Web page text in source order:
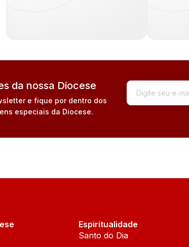
da nossa Diocese
e fique por dentro dos
especiais da Diocese.
Espiritualidade
Santo do Dia